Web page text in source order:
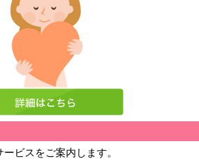
ビスをご案内します。